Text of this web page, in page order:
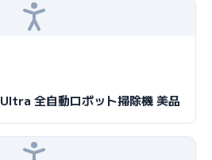
全自動ロボット掃除機 美品